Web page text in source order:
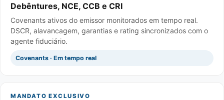
Debêntures, NCE, CCB e CRI
Covenants ativos do emissor monitorados em tempo real.
DSCR, alavancagem, garantias e rating sincronizados com o
agente fiduciário.
Covenants · Em tempo real
MANDATO EXCLUSIVO